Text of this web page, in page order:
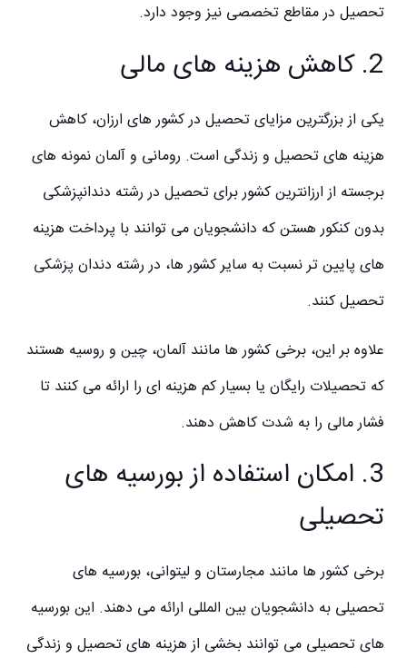
تحصیل در مقاطع تخصصی نیز وجود دارد.
2. کاهش هزینه های مالی
یکی از بزرگترین مزایای تحصیل در کشور های ارزان، کاهش
هزینه های تحصیل و زندگی است. رومانی و آلمان نمونه های
برجسته از ارزانترین کشور برای تحصیل در رشته دندانپزشکی
بدون کنکور هستن که دانشجویان می توانند با پرداخت هزینه
های پایین تر نسبت به سایر کشور ها، در رشته دندان پزشکی
تحصیل کنند.
علاوه بر این، برخی کشور ها مانند آلمان، چین و روسیه هستند
که تحصیلات رایگان یا بسیار کم هزینه ای را ارائه می کنند تا
فشار مالی را به شدت کاهش دهند.
3. امکان استفاده از بورسیه های
تحصیلی
برخی کشور ها مانند مجارستان و لیتوانی، بورسیه های
تحصیلی به دانشجویان بین المللی ارائه می دهند. این بورسیه
های تحصیلی می توانند بخشی از هزینه های تحصیل و زندگی